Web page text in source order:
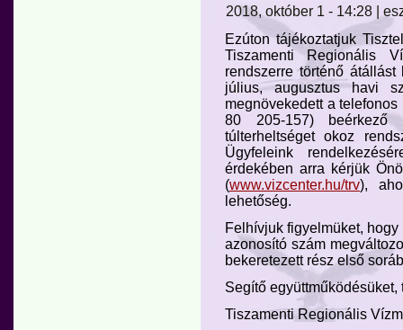
2018, október 1 - 14:28 |
Ezúton tájékoztatjuk
Tiszamenti Regionális
rendszerre történő
július, augusztus havi
megnövekedett a
80 205-157) beérkező
túlterheltséget okoz
Ügyfeleink
érdekében arra kérjük
(www.vizcenter.hu/trv),
lehetőség.
Felhívjuk figyelmüket,
azonosító szám
bekeretezett rész első
Segítő
Tiszamenti Regionális